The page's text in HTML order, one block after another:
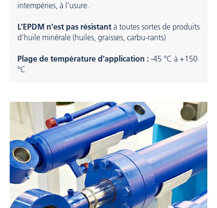
intempéries, à l’usure.
L’EPDM n’est pas résistant à toutes sortes de produits
d’huile minérale (huiles, graisses, carbu-rants)
Plage de température d’application : -45 °C à +150
°C